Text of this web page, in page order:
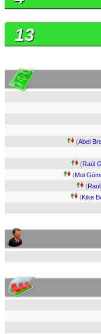
13
(Abel
(Raúl
(Moi
(
(Kike